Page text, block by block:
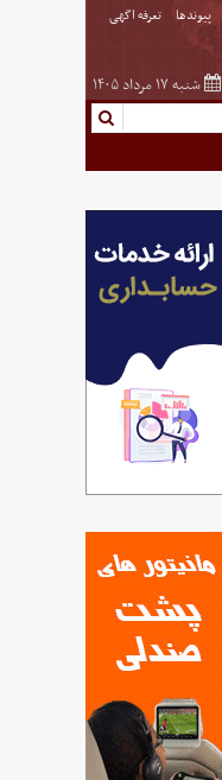
پیوندها تعرفه اگهی
شنبه ۱۷ مرداد ۱۴۰۵